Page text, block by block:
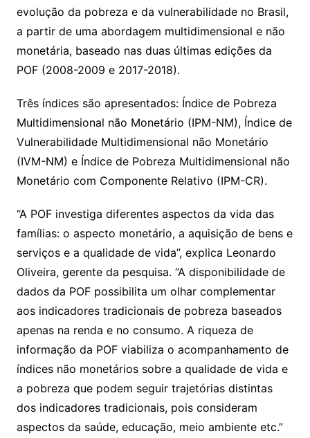
evolução da pobreza e da vulnerabilidade no Brasil,
a partir de uma abordagem multidimensional e não
monetária, baseado nas duas últimas edições da
POF (2008-2009 e 2017-2018).
Três índices são apresentados: Índice de Pobreza
Multidimensional não Monetário (IPM-NM), Índice de
Vulnerabilidade Multidimensional não Monetário
(IVM-NM) e Índice de Pobreza Multidimensional não
Monetário com Componente Relativo (IPM-CR).
“A POF investiga diferentes aspectos da vida das
famílias: o aspecto monetário, a aquisição de bens e
serviços e a qualidade de vida”, explica Leonardo
Oliveira, gerente da pesquisa. “A disponibilidade de
dados da POF possibilita um olhar complementar
aos indicadores tradicionais de pobreza baseados
apenas na renda e no consumo. A riqueza de
informação da POF viabiliza o acompanhamento de
índices não monetários sobre a qualidade de vida e
a pobreza que podem seguir trajetórias distintas
dos indicadores tradicionais, pois consideram
aspectos da saúde, educação, meio ambiente etc.”